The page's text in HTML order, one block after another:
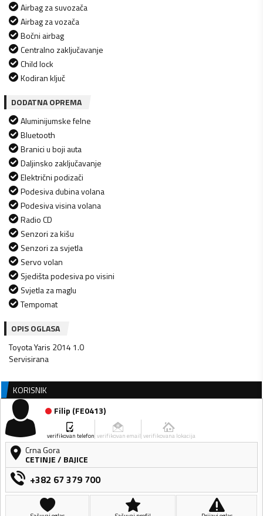
Airbag za suvozača
Airbag za vozača
Bočni airbag
Centralno zaključavanje
Child lock
Kodiran ključ
DODATNA OPREMA
Aluminijumske felne
Bluetooth
Branici u boji auta
Daljinsko zaključavanje
Električni podizači
Podesiva dubina volana
Podesiva visina volana
Radio CD
Senzori za kišu
Senzori za svjetla
Servo volan
Sjedišta podesiva po visini
Svjetla za maglu
Tempomat
OPIS OGLASA
Toyota Yaris 2014 1.0
Servisirana
KORISNIK
Filip (FE0413)
verifikovan telefon verifikovan email verifikovana lokacija
Crna Gora
CETINJE/ BAJICE
+382 67 379 700